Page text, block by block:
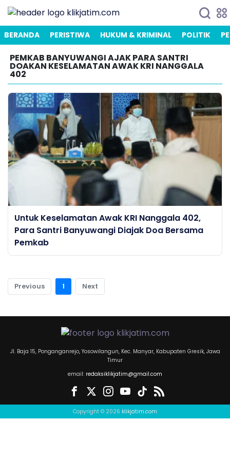
BERANDA PERISTIWA HUKUM & KRIMINAL POLITIK
PEMKAB BANYUWANGI AJAK PARA SANTRI
DOAKAN KESELAMATAN AWAK KRI NANGGALA
402
Untuk Keselamatan Awak KRI Nanggala 402,
Para Santri Banyuwangi Diajak Doa Bersama
Pemkab
Previous 1 Next
Jl. Baja 15, Ponganganrejo, Yosowilangun, Kec. Manyar, Kabupaten Gresik, Jawa
Timur
email: redaksiklikjatim@gmail.com
Copyright © 2026 klikjatim.com